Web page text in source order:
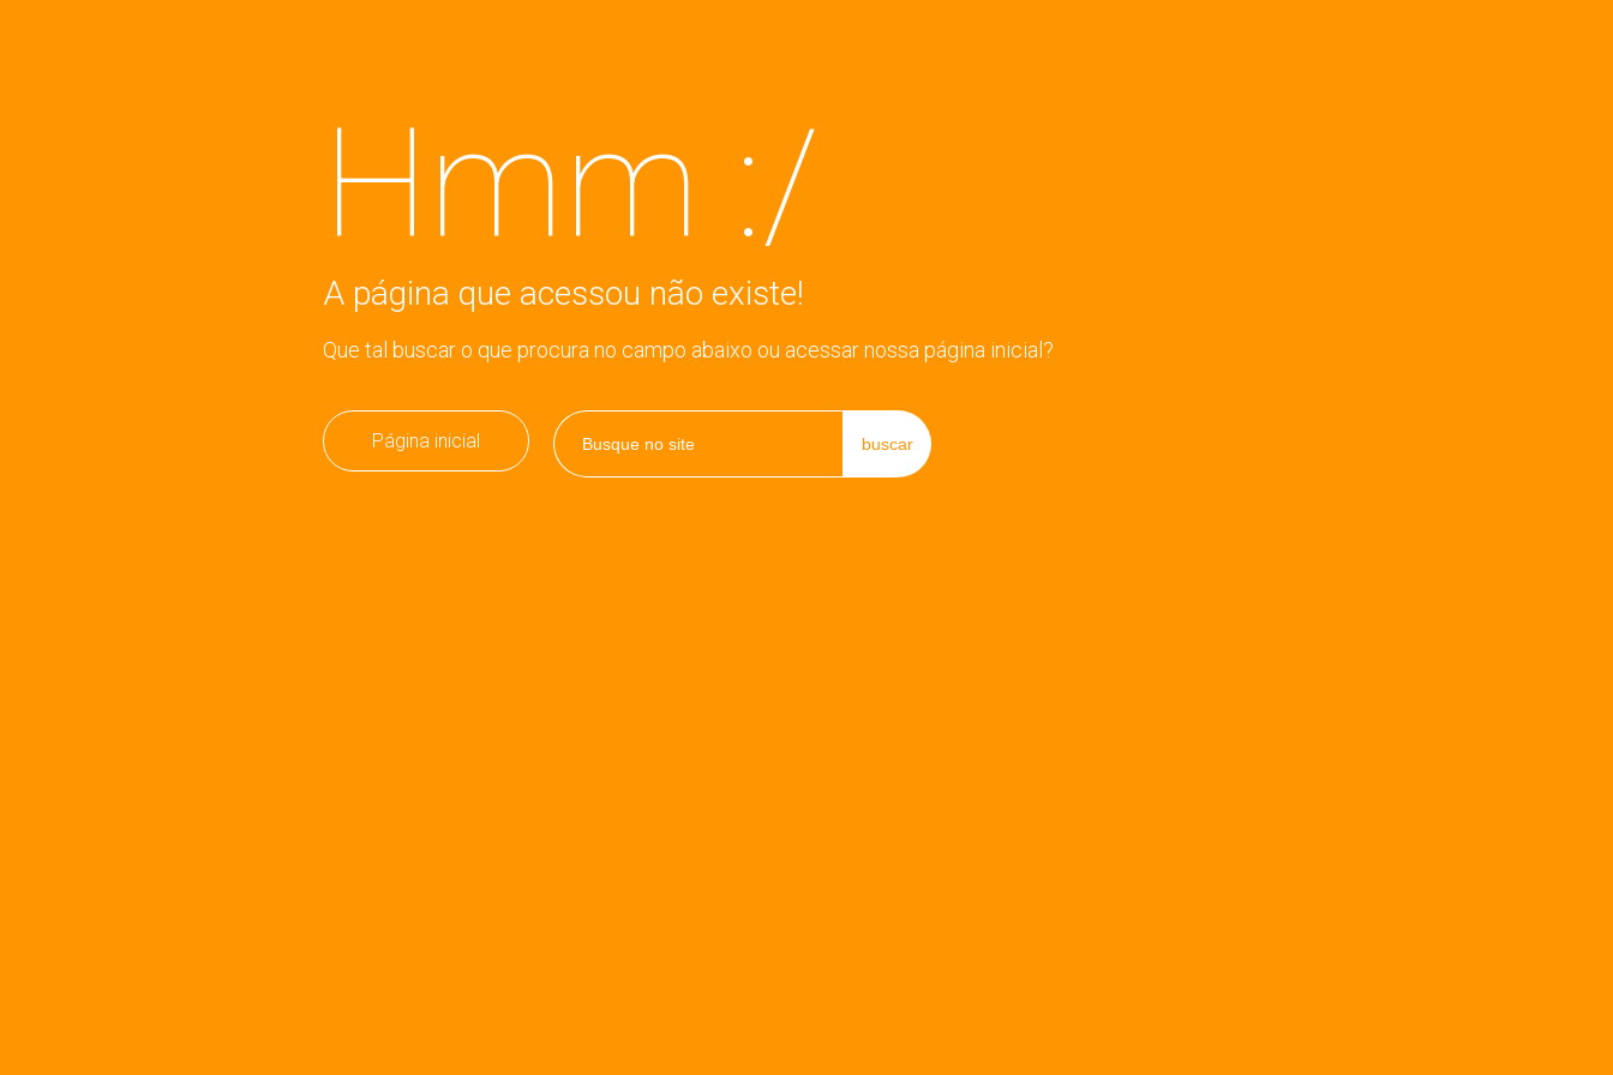
Hmm :/
A página que acessou não existe!
Que tal buscar o que procura no campo abaixo ou acessar nossa página inicial?
Página inicial